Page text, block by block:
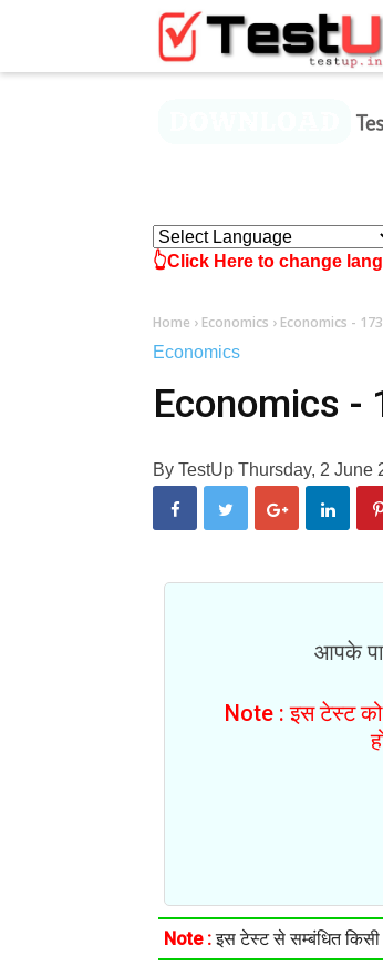
👆Click Here to change
Home › Economics › Economics - 173
Economics
Economics -
By TestUp Thursday, 2 June
आपके
Note : इस टेस्ट को
Note :इस टेस्ट से सम्बंधित